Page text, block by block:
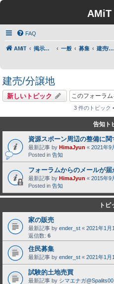
AMiT
FAQ
AMiT 掲示板トップ 一般 募集 建売/分譲地
建売/分譲地
新しいトピック
3 件のトピック
告知ト
資源スポーン周辺の整備に関
最新記事 by HimaJyun « 2021年9
Posted in 告知
フォーラムからのメールが届
最新記事 by HimaJyun « 2015年9
Posted in 告知
トピ
家の販売
最新記事 by ender_st « 2021年1月
返信数: 6
住民募集
最新記事 by ender_st « 2021年1月
試験的土地売買
最新記事 by シマエナガ@Spalits00